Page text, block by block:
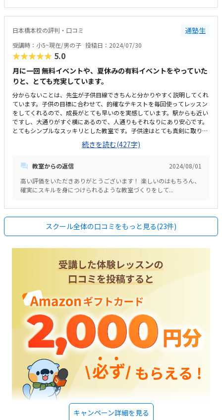
日本橋本校の評判・口コミ 通塾生
受講時：小5~現在/男の子 投稿日：2024/07/30
★★★★★ 5.0
月に一回 無料イベントや、夏休みの有料イベントをやっていた
りと、とても充実しています。
分からないことは、先生が子供目線できちんと分かりやすく説明してくれ
ています。子供の目標に合わせて、的確なテキストを毎回使ってレッスン
をしてくれるので、成長がとても早いのを実感しています。駅からも近い
ですし、大通りがすぐ横にあるので、人通りもそれなりにあり安心です。
とてもシンプルなスッキリとした教室です。子供達はとても真剣に取り組
んでいます。レッスン回数が色々と選べるので、スケジュールに合わせて
調整しやすいです。また、通い放題というレッスンがあるのがプログラメ
さるので、とても感謝しています。お陰様で、目標の検定なども短期間で
が良い刺激になっていて、毎回 楽しんで通っています。特にありません。
ただ楽しいだけのプログラミングじゃなくて、検定などにもチャレンジし
続きを読む(427字)
教室からの返信
2024/08/01
高い評価をいただきありがとうございます！ 楽しいのはもちろん、
確実にスキルを身につけられるような教室づくりをして...
スクール全体の口コミをもっと見る(23件)
キャンペーン詳細を見る